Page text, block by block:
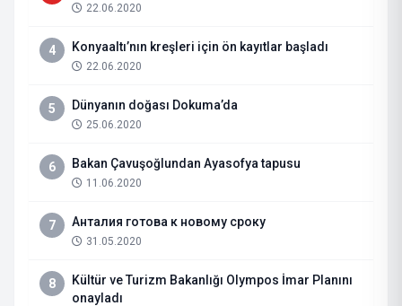
22.06.2020
4 Konyaaltı’nın kreşleri için ön kayıtlar başladı
22.06.2020
5 Dünyanın doğası Dokuma’da
25.06.2020
6 Bakan Çavuşoğlundan Ayasofya tapusu
11.06.2020
7 Анталия готова к новому сроку
31.05.2020
8
Kültür ve Turizm Bakanlığı Olympos İmar Planını
onayladı